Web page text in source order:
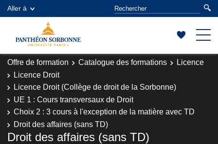
Aller à
Offre de formation Catalogue des formations
Licence
Licence Droit
Licence Droit (Collège de droit de la Sorbonne)
UE 1 : Cours transversaux de Droit
Choix 2 : 3 cours à l'exception de la matière avec TD
Droit des affaires (sans TD)
Droit des affaires (sans TD)